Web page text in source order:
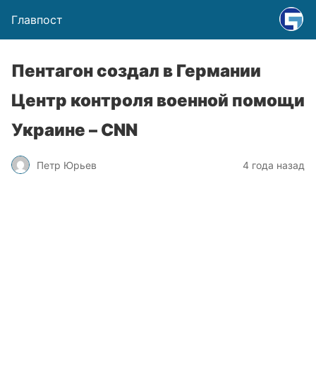
Главпост
Пентагон создал в Германии
Центр контроля военной помощи
Украине – CNN
Петр Юрьев 4 года назад